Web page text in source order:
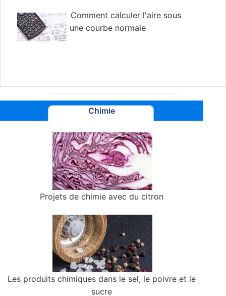
Comment calculer l'aire sous
une courbe normale
Chimie
Projets de chimie avec du citron
Les produits chimiques dans le sel, le poivre et le
sucre